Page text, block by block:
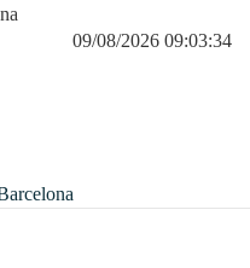
09/08/2026 09:03:34